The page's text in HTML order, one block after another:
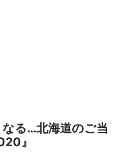
なる…北海道のご当
』